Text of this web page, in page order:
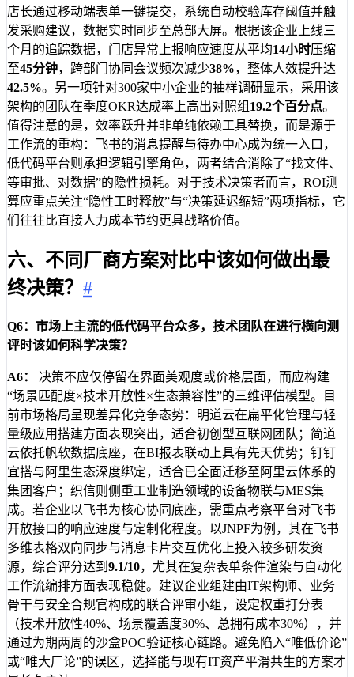
店长通过移动端表单一键提交，系统自动校验库存阈值并触
发采购建议，数据实时同步至总部大屏。根据该企业上线三
个月的追踪数据，门店异常上报响应速度从平均14小时压缩
至45分钟，跨部门协同会议频次减少38%，整体人效提升达
42.5%。另一项针对300家中小企业的抽样调研显示，采用该
架构的团队在季度OKR达成率上高出对照组 19.2个百分点。
值得注意的是，效率跃升并非单纯依赖工具替换，而是源于
工作流的重构：飞书的消息提醒与待办中心成为统一入口，
低代码平台则承担逻辑引擎角色，两者结合消除了“找文件、
等审批、对数据”的隐性损耗。对于技术决策者而言，ROI测
算应重点关注“隐性工时释放”与“决策延迟缩短”两项指标，它
们往往比直接人力成本节约更具战略价值。
六、不同厂商方案对比中该如何做出最
终决策？ #
Q6：市场上主流的低代码平台众多，技术团队在进行横向测
评时该如何科学决策？
A6：
决策不应仅停留在界面美观度或价格层面，而应构建
“场景匹配度×技术开放性×生态兼容性”的三维评估模型。目
前市场格局呈现差异化竞争态势：明道云在扁平化管理与轻
量级应用搭建方面表现突出，适合初创型互联网团队；简道
云依托帆软数据底座，在BI报表联动上具有先天优势；钉钉
宜搭与阿里生态深度绑定，适合已全面迁移至阿里云体系的
集团客户；织信则侧重工业制造领域的设备物联与MES集
成。若企业以飞书为核心协同底座，需重点考察平台对飞书
开放接口的响应速度与定制化程度。以JNPF为例，其在飞书
多维表格双向同步与消息卡片交互优化上投入较多研发资
源，综合评分达到 9.1/10，尤其在复杂表单条件渲染与自动化
工作流编排方面表现稳健。建议企业组建由IT架构师、业务
骨干与安全合规官构成的联合评审小组，设定权重打分表
（技术开放性40%、场景覆盖度30%、总拥有成本30%），并
通过为期两周的沙盒POC验证核心链路。避免陷入“唯低价论”
或“唯大厂论”的误区，选择能与现有IT资产平滑共生的方案才